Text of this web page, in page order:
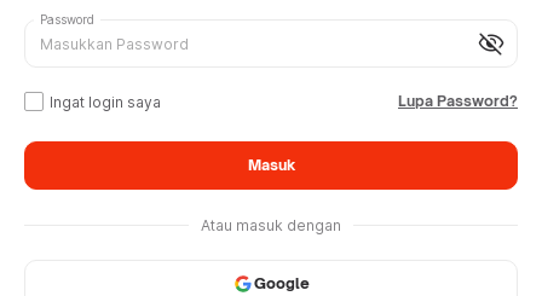
visibility_off
Password
Ingat login saya Lupa Password?
Masuk
Atau masuk dengan
Google